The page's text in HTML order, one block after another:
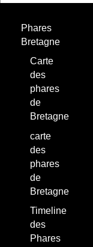
Phares
Bretagne
Carte
des
phares
de
Bretagne
carte
des
phares
de
Bretagne
Timeline
des
Phares